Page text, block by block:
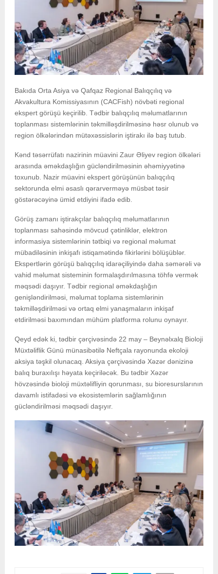
Bakıda Orta Asiya və Qafqaz Regional Balıqçılıq və
Akvakultura Komissiyasının (CACFish) növbəti regional
ekspert görüşü keçirilib. Tədbir balıqçılıq məlumatlarının
toplanması sistemlərinin təkmilləşdirilməsinə həsr olunub və
region ölkələrindən mütəxəssislərin iştirakı ilə baş tutub.
Kənd təsərrüfatı nazirinin müavini Zaur Əliyev region ölkələri
arasında əməkdaşlığın gücləndirilməsinin əhəmiyyətinə
toxunub. Nazir müavini ekspert görüşünün balıqçılıq
sektorunda elmi əsaslı qərarverməyə müsbət təsir
göstərəcəyinə ümid etdiyini ifadə edib.
Görüş zamanı iştirakçılar balıqçılıq məlumatlarının
toplanması sahəsində mövcud çətinliklər, elektron
informasiya sistemlərinin tətbiqi və regional məlumat
mübadiləsinin inkişafı istiqamətində fikirlərini bölüşüblər.
Ekspertlərin görüşü balıqçılıq idarəçiliyində daha səmərəli və
vahid məlumat sisteminin formalaşdırılmasına töhfə vermək
məqsədi daşıyır. Tədbir regional əməkdaşlığın
genişləndirilməsi, məlumat toplama sistemlərinin
təkmilləşdirilməsi və ortaq elmi yanaşmaların inkişaf
etdirilməsi baxımından mühüm platforma rolunu oynayır.
Qeyd edək ki, tədbir çərçivəsində 22 may – Beynəlxalq Bioloji
Müxtəliflik Günü münasibətilə Neftçala rayonunda ekoloji
aksiya təşkil olunacaq. Aksiya çərçivəsində Xəzər dənizinə
balıq buraxılışı həyata keçiriləcək. Bu tədbir Xəzər
hövzəsində bioloji müxtəlifliyin qorunması, su bioresurslarının
davamlı istifadəsi və ekosistemlərin sağlamlığının
gücləndirilməsi məqsədi daşıyır.